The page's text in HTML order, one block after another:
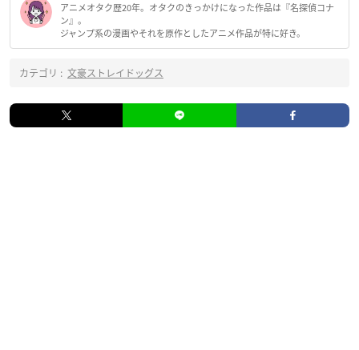
アニメオタク歴20年。オタクのきっかけになった作品は『名探偵コナ
ン』。
ジャンプ系の漫画やそれを原作としたアニメ作品が特に好き。
カテゴリ : 文豪ストレイドッグス